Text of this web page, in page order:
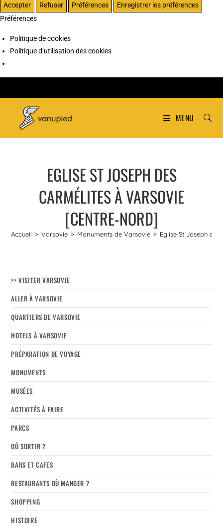
Accepter Refuser Préférences
Enregistrer les préférences
Préférences
Politique de cookies
Politique d’utilisation des cookies
MENU
EGLISE ST JOSEPH DES
CARMÉLITES À VARSOVIE
[CENTRE-NORD]
Accueil > Varsovie > Monuments de Varsovie > Eglise St Joseph
>> VISITER VARSOVIE
ALLER À VARSOVIE
QUARTIERS DE VARSOVIE
HOTELS À VARSOVIE
PRÉPARATION DE VOYAGE
MONUMENTS
MUSÉES
ACTIVITÉS À FAIRE
PARCS
OÙ SORTIR ?
BARS ET CAFÉS
RESTAURANTS OÙ MANGER ?
SHOPPING
HISTOIRE